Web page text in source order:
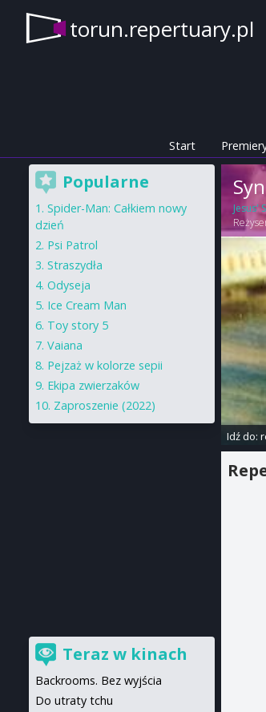
torun.repertuary.pl
Start
Jesus'
Idź do:
Popularne
Spider-Man: Całkiem nowy
dzień
Psi Patrol
Straszydła
Odyseja
Ice Cream Man
Toy story 5
Vaiana
Pejzaż w kolorze sepii
Ekipa zwierzaków
Zaproszenie (2022)
Teraz w kinach
Backrooms. Bez wyjścia
Do utraty tchu